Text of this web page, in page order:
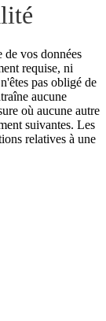
vos données
requise, ni
pas obligé de
aucune
où aucune autre
suivantes. Les
relatives à une